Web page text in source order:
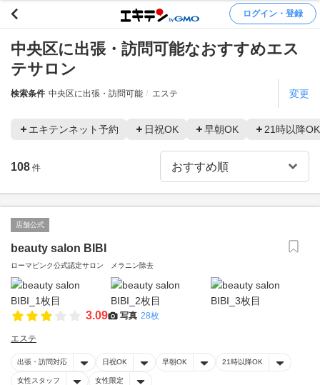
ログイン・登録
中央区に出張・訪問可能なおすすめエス
テサロン
検索条件 中央区に出張・訪問可能 エステ 変更
エキテンネット予約 日祝OK 早朝OK 21時以降OK
108 件
店舗公式
beauty salon BIBI
ローマピンク公式認定サロン メラニン除去
3.09 写真 28枚
エステ
出張・訪問対応 日祝OK 早朝OK 21時以降OK
女性スタッフ 女性限定